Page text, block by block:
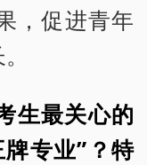
，促进青年
生最关心的
专业”？特